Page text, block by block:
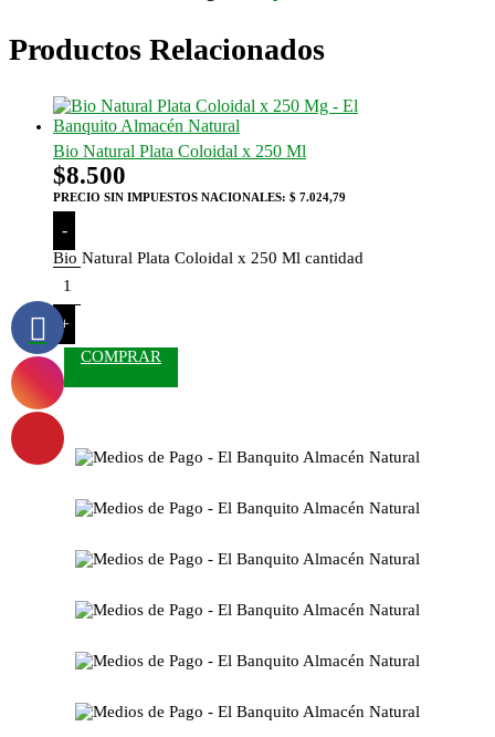
Productos Relacionados
Bio Natural Plata Coloidal x 250 Ml
$8.500
PRECIO SIN IMPUESTOS NACIONALES: $ 7.024,79
-
Bio Natural Plata Coloidal x 250 Ml cantidad
+
COMPRAR